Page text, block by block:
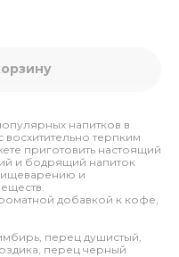
напитков в
терпким
приготовить настоящий
и бодрящий напиток
и
добавкой к кофе,
перец душистый,
перец черный